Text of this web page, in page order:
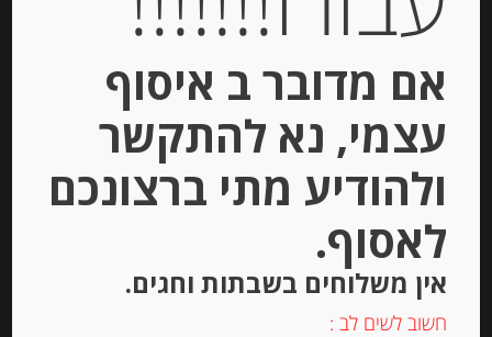
Out of
Stock
פסטה סמולינה מקמח דורום דיונון שחור
calamarata-nero-seppia
אם מדובר ב איסוף
עצמי, נא להתקשר
ולהודיע מתי ברצונכם
לאסוף.
אין משלוחים בשבתות וחגים.
חשוב לשים לב :